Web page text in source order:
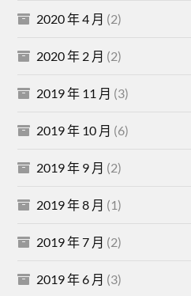
2020 年 4 月 (2)
2020 年 2 月 (2)
2019 年 11 月 (3)
2019 年 10 月 (6)
2019 年 9 月 (2)
2019 年 8 月 (1)
2019 年 7 月 (2)
2019 年 6 月 (3)